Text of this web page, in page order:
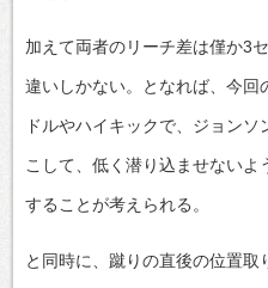
加えて両者のリーチ差は僅か3
違いしかない。となれば、今回
ドルやハイキックで、ジョン
こして、低く潜り込ませない
することが考えられる。
と同時に、蹴りの直後の位置